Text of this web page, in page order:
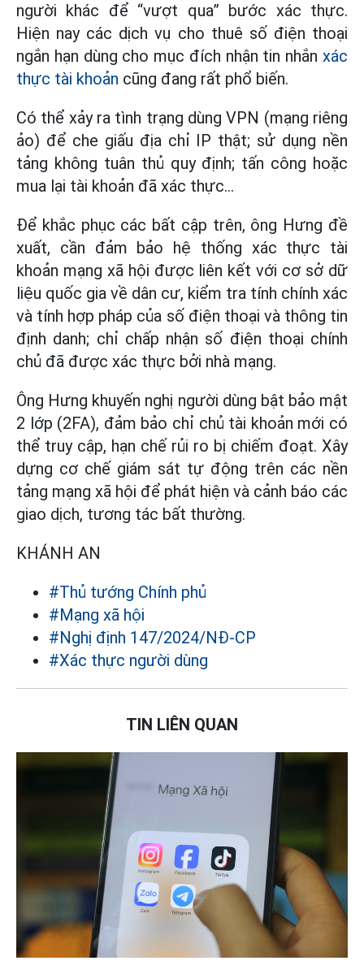
người khác để “vượt qua” bước xác thực.
Hiện nay các dịch vụ cho thuê số điện thoại
ngắn hạn dùng cho mục đích nhận tin nhắn xác
thực tài khoản cũng đang rất phổ biến.
Có thể xảy ra tình trạng dùng VPN (mạng riêng
ảo) để che giấu địa chỉ IP thật; sử dụng nền
tảng không tuân thủ quy định; tấn công hoặc
mua lại tài khoản đã xác thực...
Để khắc phục các bất cập trên, ông Hưng đề
xuất, cần đảm bảo hệ thống xác thực tài
khoản mạng xã hội được liên kết với cơ sở dữ
liệu quốc gia về dân cư, kiểm tra tính chính xác
và tính hợp pháp của số điện thoại và thông tin
định danh; chỉ chấp nhận số điện thoại chính
chủ đã được xác thực bởi nhà mạng.
Ông Hưng khuyến nghị người dùng bật bảo mật
2 lớp (2FA), đảm bảo chỉ chủ tài khoản mới có
thể truy cập, hạn chế rủi ro bị chiếm đoạt. Xây
dựng cơ chế giám sát tự động trên các nền
tảng mạng xã hội để phát hiện và cảnh báo các
giao dịch, tương tác bất thường.
KHÁNH AN
#Thủ tướng Chính phủ
#Mạng xã hội
#Nghị định 147/2024/NĐ-CP
#Xác thực người dùng
TIN LIÊN QUAN